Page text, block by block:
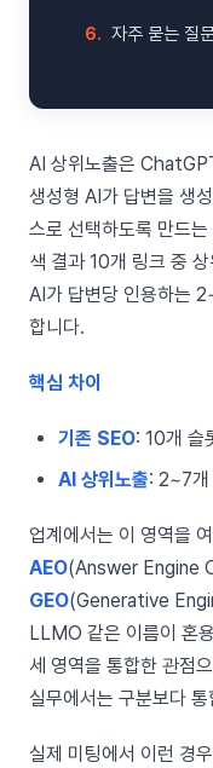
6. 자주 묻는 질
AI 상위노출은
생성형 AI가 답변을 생
스로 선택하도록 만드
색 결과 10개 링크 중
AI가 답변당 인용하는
합니다.
핵심 차이
기존 SEO: 10개 슬
AI 상위노출: 2~7개
업계에서는 이 영역을
AEO(Answer Engine
GEO(Generative
LLMO 같은 이름이 혼
세 영역을 통합한 관점
실무에서는 구분보다
실제 미팅에서 이런 경